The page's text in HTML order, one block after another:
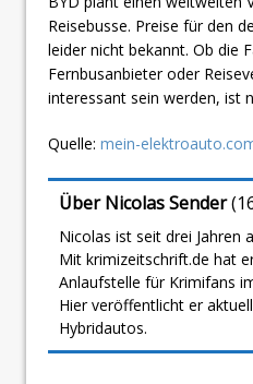
Reisebusse. Preise für den
leider nicht bekannt. Ob die
Fernbusanbieter oder
interessant sein werden, ist
Quelle: mein-
Über Nicolas Sender(
Nicolas ist seit drei Jahren
Mit krimizeitschrift.de hat
Anlaufstelle für Krimifans
Hier veröffentlicht er
Hybridautos.